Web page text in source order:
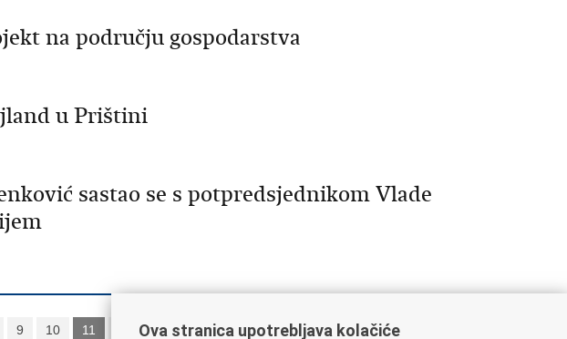
na području gospodarstva
u Prištini
sastao se s potpredsjednikom Vlade
9 10 11 13 14 15 Sljedeća » »»
Ova stranica upotrebljava kolačiće